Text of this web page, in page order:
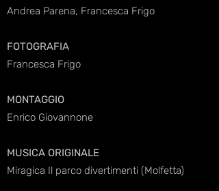
Andrea Parena, Francesca Frigo
FOTOGRAFIA
Francesca Frigo
MONTAGGIO
Enrico Giovannone
MUSICA ORIGINALE
Miragica Il parco divertimenti (Molfetta)